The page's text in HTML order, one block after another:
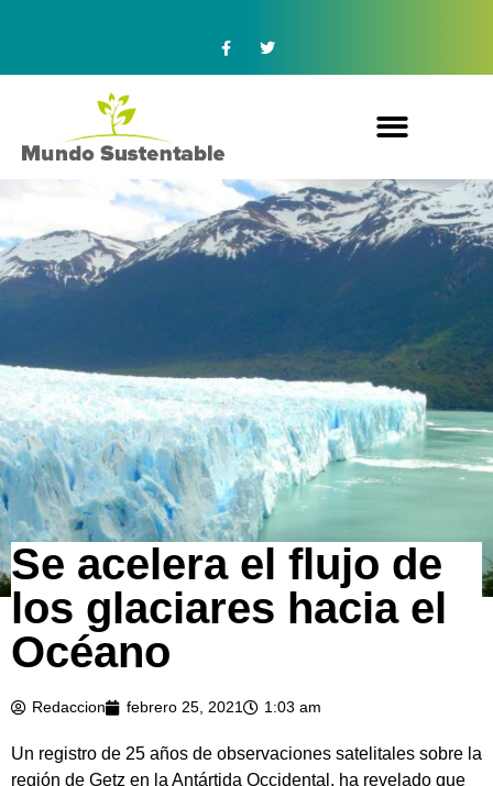
Se acelera el flujo de
los glaciares hacia el
Océano
Redaccion febrero 25, 2021 1:03 am
Un registro de 25 años de observaciones satelitales sobre la
región de Getz en la Antártida Occidental, ha revelado que